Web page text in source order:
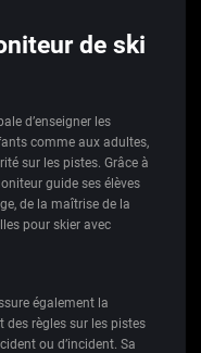
de ski
d’enseigner les
comme aux adultes,
sur les pistes. Grâce à
guide ses élèves
de la maîtrise de la
pour skier avec
également la
des règles sur les pistes
ou d’incident. Sa